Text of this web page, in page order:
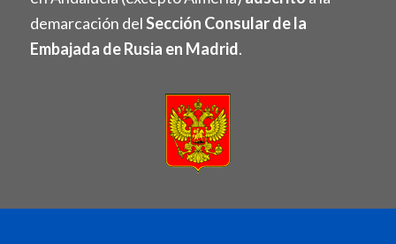
demarcación delSección Consular de la
Embajada de Rusia en Madrid.